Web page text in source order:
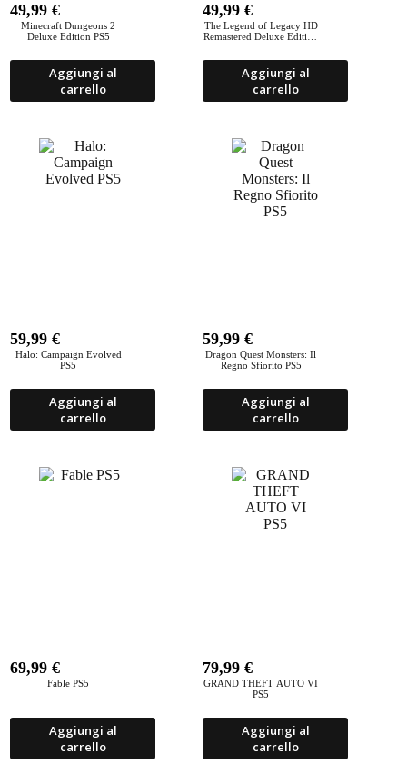
Minecraft Dungeons 2
Deluxe Edition PS5
49,99€
Aggiungi al
carrello
The Legend of Legacy HD
Remastered Deluxe Edition
49,99€
Aggiungi al
carrello
Halo: Campaign Evolved
PS5
59,99€
Aggiungi al
carrello
Dragon Quest Monsters: Il
Regno Sfiorito PS5
59,99€
Aggiungi al
carrello
Fable PS5
69,99€
Aggiungi al
carrello
GRAND THEFT AUTO VI
PS5
79,99€
Aggiungi al
carrello